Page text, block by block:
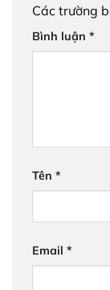
Các trường
Bình luận *
Tên *
Email *